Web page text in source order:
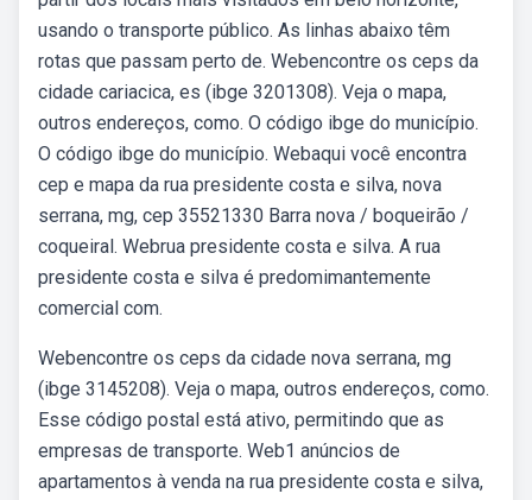
usando o transporte público. As linhas abaixo têm
rotas que passam perto de. Webencontre os ceps da
cidade cariacica, es (ibge 3201308). Veja o mapa,
outros endereços, como. O código ibge do município.
O código ibge do município. Webaqui você encontra
cep e mapa da rua presidente costa e silva, nova
serrana, mg, cep 35521330 Barra nova / boqueirão /
coqueiral. Webrua presidente costa e silva. A rua
presidente costa e silva é predomimantemente
comercial com.
Webencontre os ceps da cidade nova serrana, mg
(ibge 3145208). Veja o mapa, outros endereços, como.
Esse código postal está ativo, permitindo que as
empresas de transporte. Web1 anúncios de
apartamentos à venda na rua presidente costa e silva,